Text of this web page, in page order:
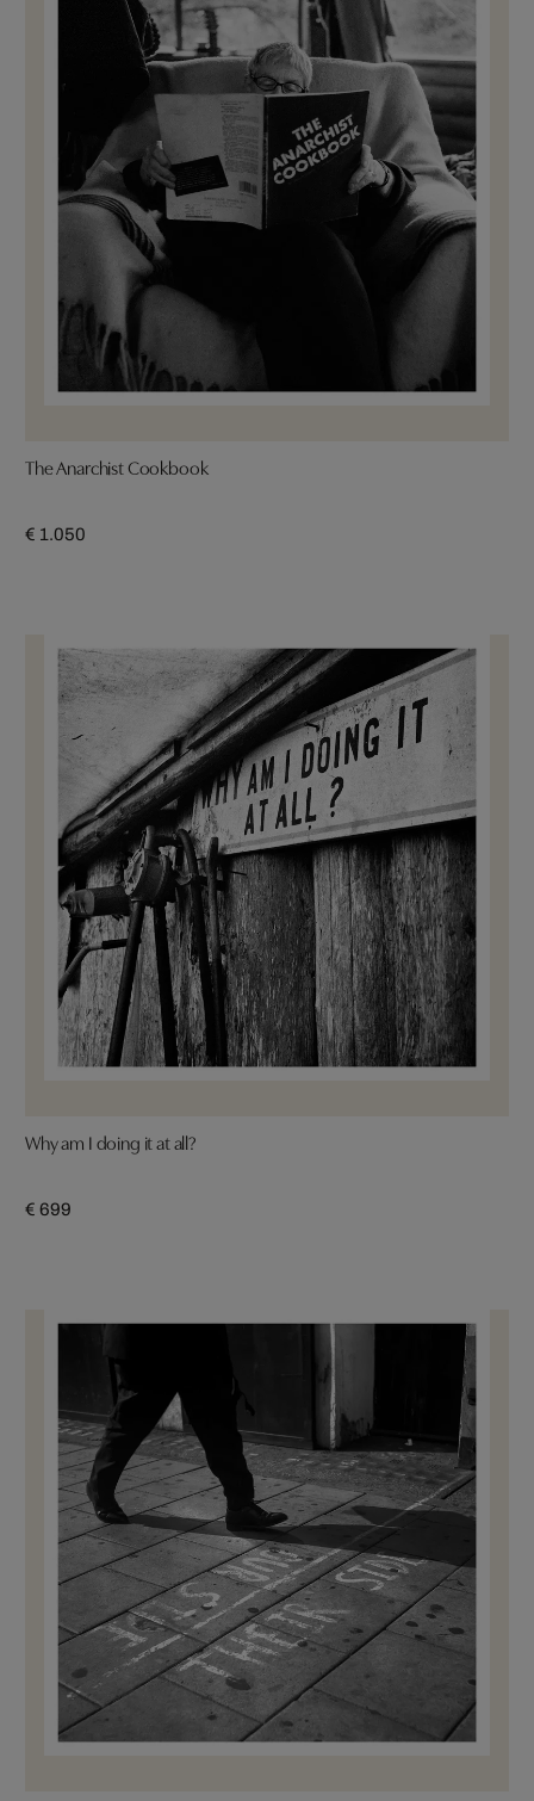
The Anarchist Cookbook
€ 1.050
Why am I doing it at all?
€ 699